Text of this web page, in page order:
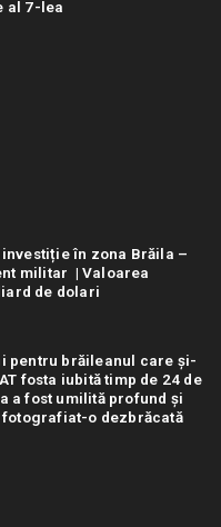
al 7-lea
în zona Brăila –
militar | Valoarea
de dolari
pentru brăileanul care și-
fosta iubită timp de 24 de
a fost umilită profund și
fotografiat-o dezbrăcată